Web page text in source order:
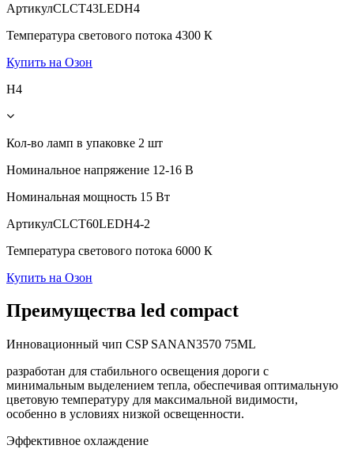
АртикулCLCT43LEDH4
Температура светового потока 4300 К
Купить на Озон
H4
Кол-во ламп в упаковке 2 шт
Номинальное напряжение 12-16 В
Номинальная мощность 15 Вт
АртикулCLCT60LEDH4-2
Температура светового потока 6000 К
Купить на Озон
Преимущества led compact
Инновационный чип CSP SANAN3570 75ML
разработан для стабильного освещения дороги с
минимальным выделением тепла, обеспечивая оптимальную
цветовую температуру для максимальной видимости,
особенно в условиях низкой освещенности.
Эффективное охлаждение